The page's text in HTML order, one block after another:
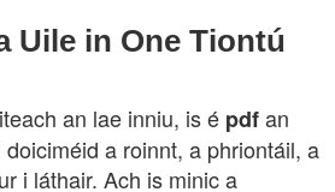
Uile in One Tiontú
an lae inniu, is é pdfan
a roinnt, a phriontáil, a
i láthair. Ach is minic a